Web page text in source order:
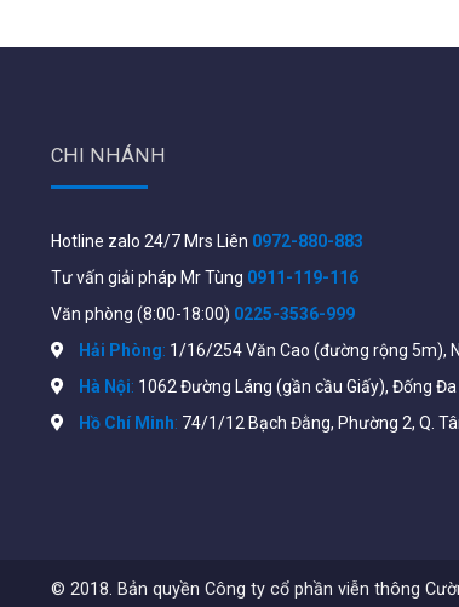
CHI NHÁNH
Hotline zalo 24/7 Mrs Liên 0972-880-883
Tư vấn giải pháp Mr Tùng 0911-119-116
Văn phòng (8:00-18:00) 0225-3536-999
Hải Phòng: 1/16/254 Văn Cao (đường rộng 5m),
Hà Nội: 1062 Đường Láng (gần cầu Giấy), Đống Đa
Hồ Chí Minh: 74/1/12 Bạch Đằng, Phường 2, Q.
© 2018. Bản quyền Công ty cổ phần viễn thông